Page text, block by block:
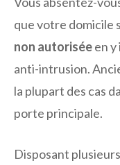
que votre domicile
non autoriséeen y
anti-intrusion.
la plupart des cas
porte principale.
Disposant